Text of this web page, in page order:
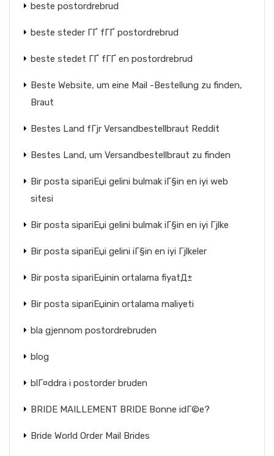
beste postordrebrud
beste steder ГҐ fГҐ postordrebrud
beste stedet ГҐ fГҐ en postordrebrud
Beste Website, um eine Mail -Bestellung zu finden,
Braut
Bestes Land fГјr Versandbestellbraut Reddit
Bestes Land, um Versandbestellbraut zu finden
Bir posta sipariЕџi gelini bulmak iГ§in en iyi web
sitesi
Bir posta sipariЕџi gelini bulmak iГ§in en iyi Гјlke
Bir posta sipariЕџi gelini iГ§in en iyi Гјlkeler
Bir posta sipariЕџinin ortalama fiyatД±
Bir posta sipariЕџinin ortalama maliyeti
bla gjennom postordrebruden
blog
blГ¤ddra i postorder bruden
BRIDE MAILLEMENT BRIDE Bonne idГ©e?
Bride World Order Mail Brides